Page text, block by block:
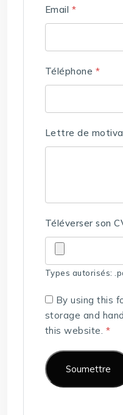
Email *
Téléphone *
Lettre de
Téléverser son
Types autorisés:
By using this
storage and
this website. *